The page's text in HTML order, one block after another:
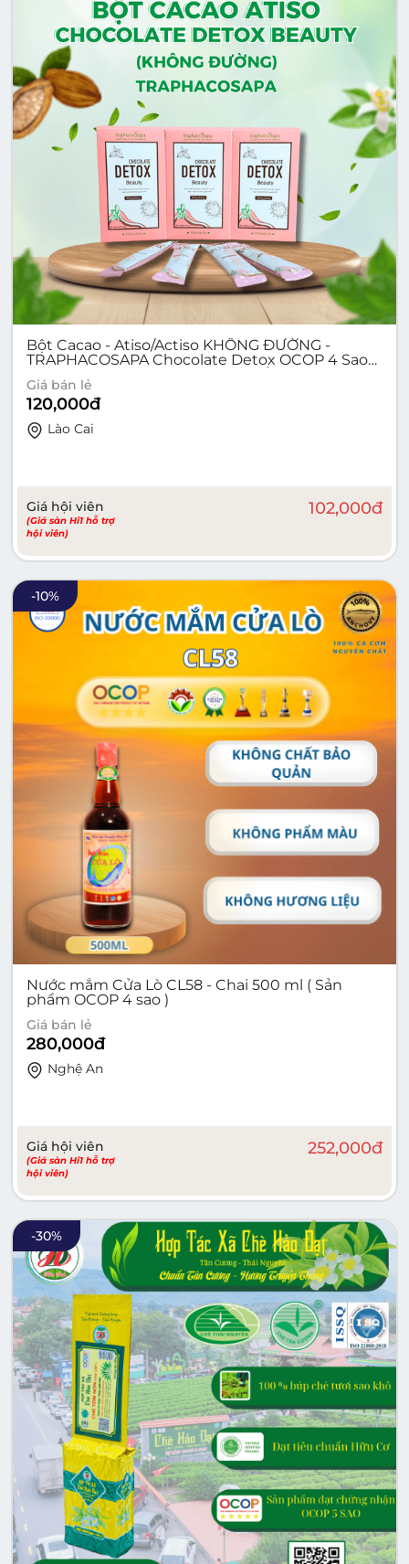
Bột Cacao - Atiso/Actiso KHÔNG ĐƯỜNG -
TRAPHACOSAPA Chocolate Detox OCOP 4 Sao
Giá bán lẻ
120,000đ
Lào Cai
Giá hội viên
(Giá sàn Hi1 hỗ trợ
hội viên)
102,000đ
-10%
Nước mắm Cửa Lò CL58 - Chai 500 ml ( Sản
phẩm OCOP 4 sao )
Giá bán lẻ
280,000đ
Nghệ An
Giá hội viên
(Giá sàn Hi1 hỗ trợ
hội viên)
252,000đ
-30%